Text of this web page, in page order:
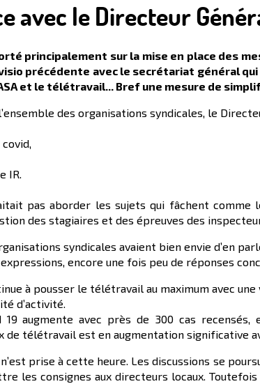
avec le Directeur
principalement sur la mise en place des
précédente avec le secrétariat général
et le télétravail... Bref une mesure de
des organisations syndicales, le
IR.
pas aborder les sujets qui fâchent
des stagiaires et des épreuves des
syndicales avaient bien envie d’en
encore une fois peu de réponses
à pousser le télétravail au maximum avec
d’activité.
19 augmente avec près de 300 cas
de télétravail est en augmentation significative
n’est prise à cette heure. Les discussions se
les consignes aux directeurs locaux.